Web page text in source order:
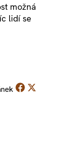
možná
lidí se